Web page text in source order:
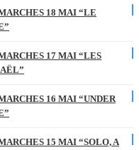
18 MAI “LE
17 MAI “LES
16 MAI “UNDER
15 MAI “SOLO, A